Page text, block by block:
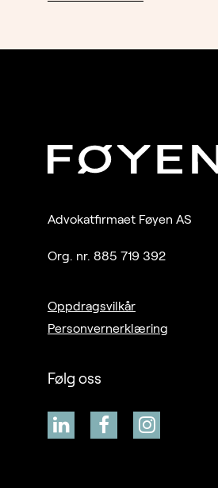
Advokatfirmaet Føyen AS
Org. nr. 885 719 392
Oppdragsvilkår
Personvernerklæring
Følg oss